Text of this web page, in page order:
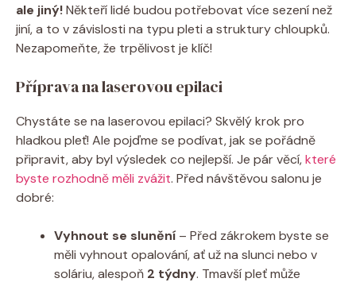
ale jiný!Někteří lidé budou potřebovat více sezení než
jiní, a to v závislosti na typu pleti a struktury chloupků.
Nezapomeňte, že trpělivost je klíč!
Příprava na laserovou epilaci
Chystáte se na laserovou epilaci? Skvělý krok pro
hladkou pleť! Ale pojďme se podívat, jak se pořádně
připravit, aby byl výsledek co nejlepší. Je pár věcí,které
byste rozhodně měli zvážit. Před návštěvou salonu je
dobré:
Vyhnout se slunění – Před zákrokem byste se
měli vyhnout opalování, ať už na slunci nebo v
soláriu, alespoň 2 týdny. Tmavší pleť může